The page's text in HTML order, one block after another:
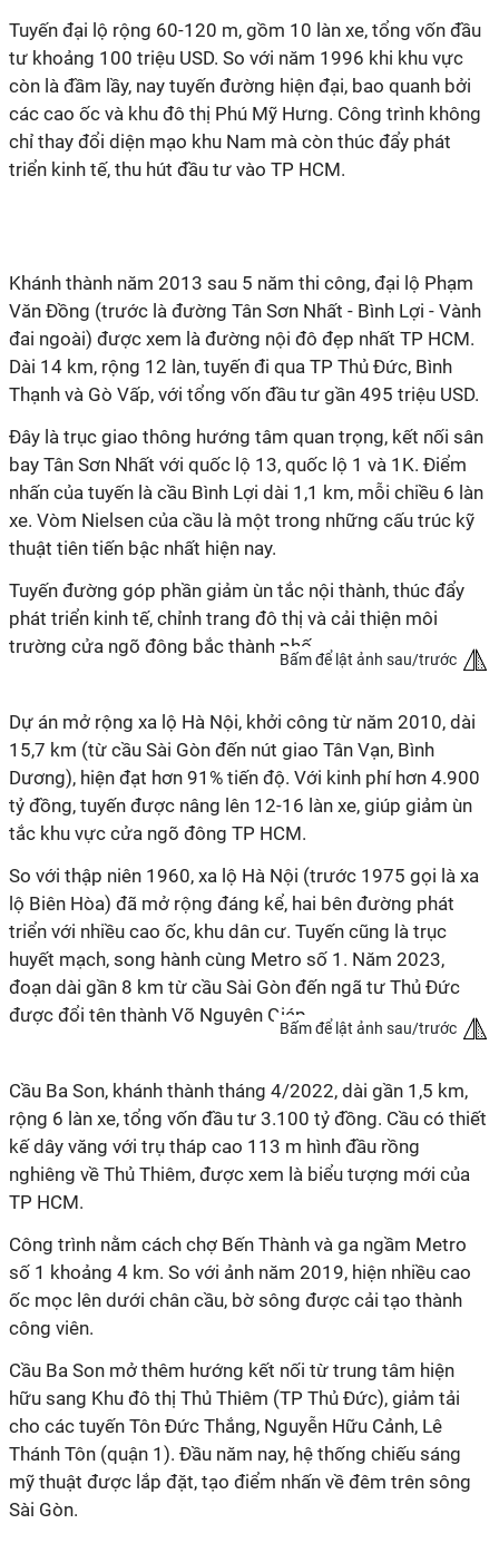
Tuyến đại lộ rộng 60-120 m, gồm 10 làn xe, tổng vốn đầu
tư khoảng 100 triệu USD. So với năm 1996 khi khu vực
còn là đầm lầy, nay tuyến đường hiện đại, bao quanh bởi
các cao ốc và khu đô thị Phú Mỹ Hưng. Công trình không
chỉ thay đổi diện mạo khu Nam mà còn thúc đẩy phát
triển kinh tế, thu hút đầu tư vào TP HCM.
Khánh thành năm 2013 sau 5 năm thi công, đại lộ Phạm
Văn Đồng (trước là đường Tân Sơn Nhất - Bình Lợi - Vành
đai ngoài) được xem là đường nội đô đẹp nhất TP HCM.
Dài 14 km, rộng 12 làn, tuyến đi qua TP Thủ Đức, Bình
Thạnh và Gò Vấp, với tổng vốn đầu tư gần 495 triệu USD.
Đây là trục giao thông hướng tâm quan trọng, kết nối sân
bay Tân Sơn Nhất với quốc lộ 13, quốc lộ 1 và 1K. Điểm
nhấn của tuyến là cầu Bình Lợi dài 1,1 km, mỗi chiều 6 làn
xe. Vòm Nielsen của cầu là một trong những cấu trúc kỹ
thuật tiên tiến bậc nhất hiện nay.
Tuyến đường góp phần giảm ùn tắc nội thành, thúc đẩy
phát triển kinh tế, chỉnh trang đô thị và cải thiện môi
trường cửa ngõ đông bắc thành phố.
Bấm để lật ảnh sau/trước
Dự án mở rộng xa lộ Hà Nội, khởi công từ năm 2010, dài
15,7 km (từ cầu Sài Gòn đến nút giao Tân Vạn, Bình
Dương), hiện đạt hơn 91% tiến độ. Với kinh phí hơn 4.900
tỷ đồng, tuyến được nâng lên 12-16 làn xe, giúp giảm ùn
tắc khu vực cửa ngõ đông TP HCM.
So với thập niên 1960, xa lộ Hà Nội (trước 1975 gọi là xa
lộ Biên Hòa) đã mở rộng đáng kể, hai bên đường phát
triển với nhiều cao ốc, khu dân cư. Tuyến cũng là trục
huyết mạch, song hành cùng Metro số 1. Năm 2023,
đoạn dài gần 8 km từ cầu Sài Gòn đến ngã tư Thủ Đức
được đổi tên thành Võ Nguyên Giáp.
Bấm để lật ảnh sau/trước
Cầu Ba Son, khánh thành tháng 4/2022, dài gần 1,5 km,
rộng 6 làn xe, tổng vốn đầu tư 3.100 tỷ đồng. Cầu có thiết
kế dây văng với trụ tháp cao 113 m hình đầu rồng
nghiêng về Thủ Thiêm, được xem là biểu tượng mới của
TP HCM.
Công trình nằm cách chợ Bến Thành và ga ngầm Metro
số 1 khoảng 4 km. So với ảnh năm 2019, hiện nhiều cao
ốc mọc lên dưới chân cầu, bờ sông được cải tạo thành
công viên.
Cầu Ba Son mở thêm hướng kết nối từ trung tâm hiện
hữu sang Khu đô thị Thủ Thiêm (TP Thủ Đức), giảm tải
cho các tuyến Tôn Đức Thắng, Nguyễn Hữu Cảnh, Lê
Thánh Tôn (quận 1). Đầu năm nay, hệ thống chiếu sáng
mỹ thuật được lắp đặt, tạo điểm nhấn về đêm trên sông
Sài Gòn.